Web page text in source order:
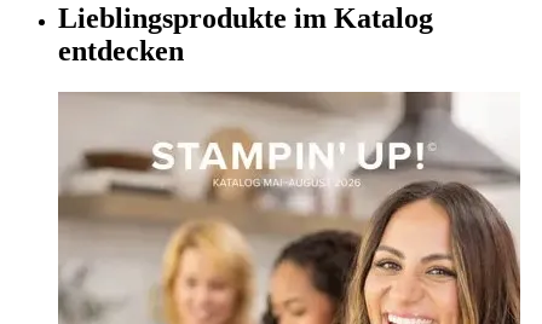
Lieblingsprodukte im Katalog
entdecken